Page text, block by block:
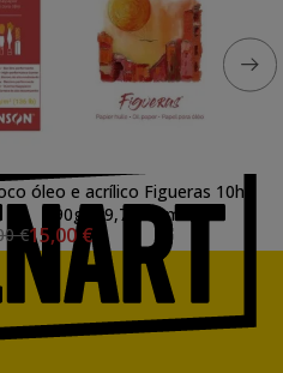
óleo e acrílico Figueras 10h
290gr 29,7x42cm
€15,00 €